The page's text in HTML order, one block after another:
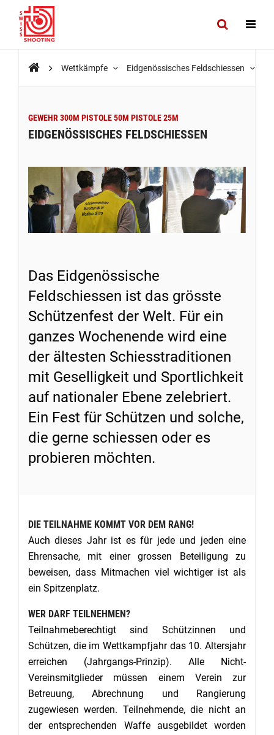
Wettkämpfe Eidgenössisches Feldschiessen
GEWEHR 300M PISTOLE 50M PISTOLE 25M
EIDGENÖSSISCHES FELDSCHIESSEN
Das Eidgenössische
Feldschiessen ist das grösste
Schützenfest der Welt. Für ein
ganzes Wochenende wird eine
der ältesten Schiesstraditionen
mit Geselligkeit und Sportlichkeit
auf nationaler Ebene zelebriert.
Ein Fest für Schützen und solche,
die gerne schiessen oder es
probieren möchten.
DIE TEILNAHME KOMMT VOR DEM RANG!
Auch dieses Jahr ist es für jede und jeden eine
Ehrensache, mit einer grossen Beteiligung zu
beweisen, dass Mitmachen viel wichtiger ist als
ein Spitzenplatz.
WER DARF TEILNEHMEN?
Teilnahmeberechtigt sind Schützinnen und
Schützen, die im Wettkampfjahr das 10. Altersjahr
erreichen (Jahrgangs-Prinzip). Alle Nicht-
Vereinsmitglieder müssen einem Verein zur
Betreuung, Abrechnung und Rangierung
zugewiesen werden. Teilnehmende, die nicht an
der entsprechenden Waffe ausgebildet worden